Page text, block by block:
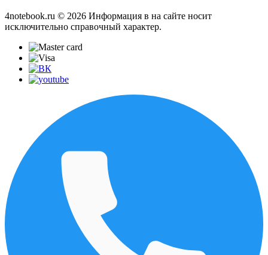
4notebook.ru © 2026 Информация в на сайте носит
исключительно справочный характер.